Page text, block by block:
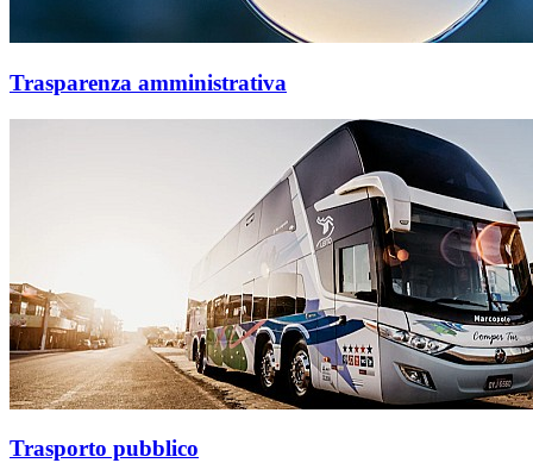
Trasparenza amministrativa
Trasporto pubblico